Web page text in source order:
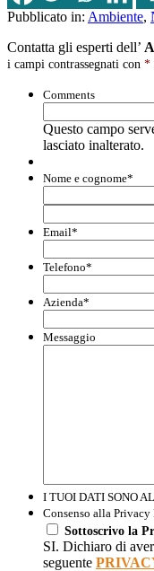
Pubblicato in: Ambiente,
Contatta gli esperti dell’
i campi contrassegnati con *
Comments
Questo campo
lasciato inalterato.
Nome e cognome*
Email*
Telefono*
Azienda*
Messaggio
I TUOI DATI SONO
Consenso alla
Sottoscrivo la
SI. Dichiaro di
seguente